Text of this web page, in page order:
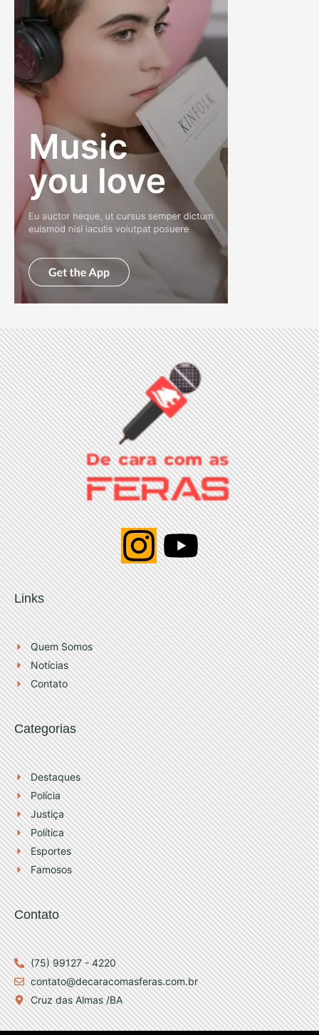
I
n
s
t
a
g
r
a
m
Y
o
u
t
u
b
e
Links
Quem Somos
Notícias
Contato
Categorias
Destaques
Polícia
Justiça
Política
Esportes
Famosos
Contato
(75) 99127 - 4220
contato@decaracomasferas.com.br
Cruz das Almas /BA